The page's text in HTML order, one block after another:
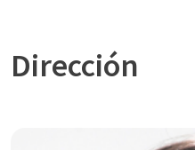
Dirección